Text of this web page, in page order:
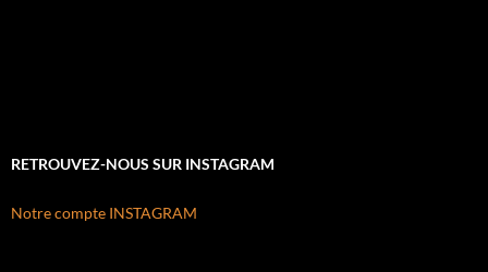
RETROUVEZ-NOUS SUR INSTAGRAM
Notre compte INSTAGRAM